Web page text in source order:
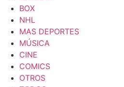
BOX
NHL
MAS DEPORTES
MÚSICA
CINE
COMICS
OTROS